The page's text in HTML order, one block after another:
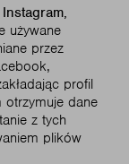
używane
przez
profil
otrzymuje dane
z tych
plików